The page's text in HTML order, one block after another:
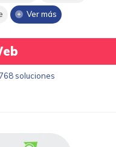
Ver más
soluciones